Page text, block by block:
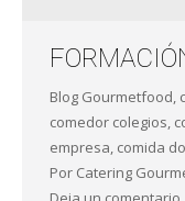
Blog Gourmetfood,
comedor colegios,
empresa, comida
Por Catering